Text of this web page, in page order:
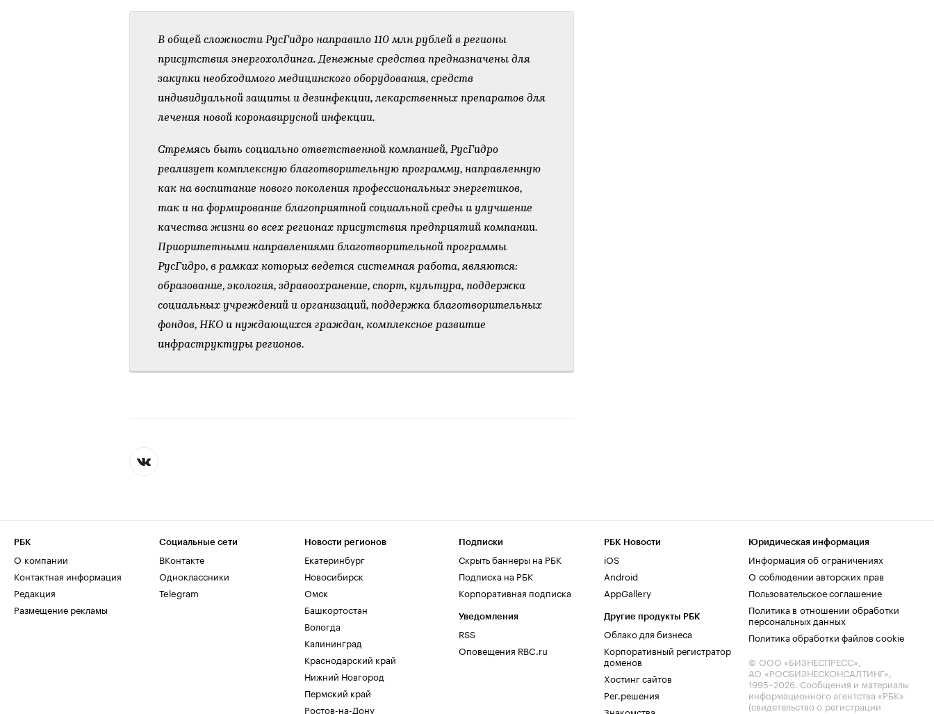
В общей сложности РусГидро направило 110 млн рублей в регионы
присутствия энергохолдинга. Денежные средства предназначены для
закупки необходимого медицинского оборудования, средств
индивидуальной защиты и дезинфекции, лекарственных препаратов для
лечения новой коронавирусной инфекции.
Стремясь быть социально ответственной компанией, РусГидро
реализует комплексную благотворительную программу, направленную
как на воспитание нового поколения профессиональных энергетиков,
так и на формирование благоприятной социальной среды и улучшение
качества жизни во всех регионах присутствия предприятий компании.
Приоритетными направлениями благотворительной программы
РусГидро, в рамках которых ведется системная работа, являются:
образование, экология, здравоохранение, спорт, культура, поддержка
социальных учреждений и организаций, поддержка благотворительных
фондов, НКО и нуждающихся граждан, комплексное развитие
инфраструктуры регионов.
РБК
О компании
Контактная информация
Редакция
Размещение рекламы
Социальные сети
ВКонтакте
Одноклассники
Telegram
Новости регионов
Екатеринбург
Новосибирск
Омск
Башкортостан
Вологда
Калининград
Краснодарский край
Нижний Новгород
Пермский край
Ростов-на-Дону
Подписки
Скрыть баннеры на РБК
Подписка на РБК
Корпоративная подписка
Уведомления
RSS
Оповещения RBC.ru
РБК Новости
iOS
Android
AppGallery
Другие продукты РБК
Облако для бизнеса
Корпоративный регистратор
доменов
Хостинг сайтов
Рег.решения
Знакомства
Юридическая информация
Информация об ограничениях
О соблюдении авторских прав
Пользовательское соглашение
Политика в отношении обработки
персональных данных
Политика обработки файлов cookie
© ООО «БИЗНЕСПРЕСС»,
АО «РОСБИЗНЕСКОНСАЛТИНГ»,
1995–2026. Сообщения и материалы
информационного агентства «РБК»
(свидетельство о регистрации